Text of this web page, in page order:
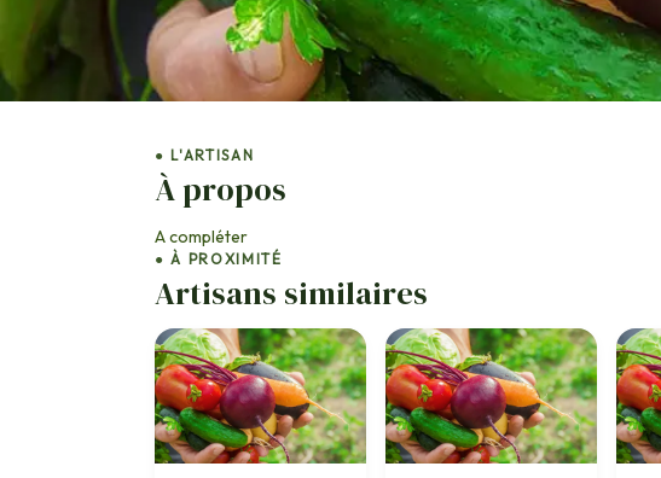
● L'ARTISAN
À propos
A compléter
● À PROXIMITÉ
Artisans similaires